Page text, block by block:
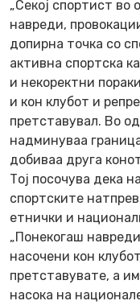
„Секој спортист
навреди,
допирна точка со
активна спортска
и некоректни
и кон клубот и
претставувал. Во
надминуваа
добиваа друга
Тој посочува дека
спортските
етнички и
„Понекогаш
насочени кон
претставувате, а
насока на